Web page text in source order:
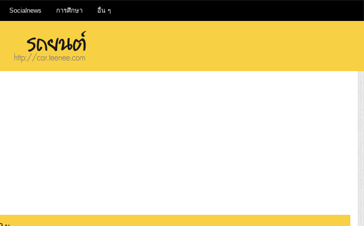
Socialnews การศึกษา อื่น ๆ